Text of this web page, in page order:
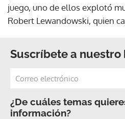
juego, uno de ellos explotó
Robert Lewandowski, quien
Suscríbete a nuestro
¿De cuáles temas
información?